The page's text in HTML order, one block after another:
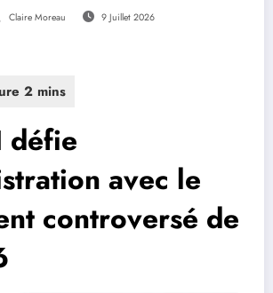
Claire Moreau 9 Juillet 2026
défie
avec le
controversé de